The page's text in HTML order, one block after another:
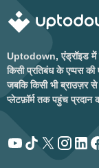
Uptodown, एंड्रॉइड में
किसी प्रतिबंध के एप्पस
जबकि किसी भी ब्राउज़र
प्लेटफ़ॉर्म तक पहुंच प्रदान